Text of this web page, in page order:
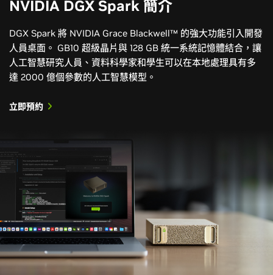
深入探索能源領域的 AI
影片 訓練 部落格文章 出版品 社群